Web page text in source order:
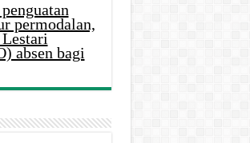
permodalan,
absen bagi